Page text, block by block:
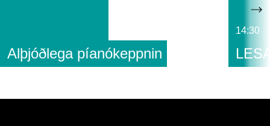
Alþjóðlega píanókeppnin
14:30